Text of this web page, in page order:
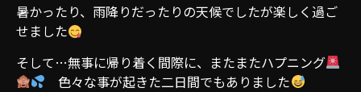
暑かったり、雨降りだったりの天候でしたが楽しく過ご
せました
そして…無事に帰り着く間際に、またまたハプニング
色々な事が起きた二日間でもありました